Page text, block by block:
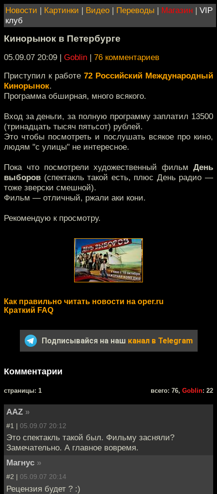
Новости | Картинки | Видео | Переводы | Магазин | VIP
клуб
Кинорынок в Петербурге
05.09.07 20:09 | Goblin | 76 комментариев
Приступил к работе 72 Российский Международный
Кинорынок.
Программа обширная, много всякого.
Вход за деньги, за полную программу заплатил 13500
(тринадцать тысяч пятьсот) рублей.
Это чтобы посмотреть и послушать всякое про кино,
людям "с улицы" не интересное.
Пока что посмотрели художественный фильм День
выборов (спектакль такой есть, плюс День радио —
тоже зверски смешной).
Фильм — отличный, ржали аки кони.
Рекомендую к просмотру.
Как правильно читать новости на oper.ru
Краткий FAQ
Подписывайся на наш канал в Telegram
Комментарии
cтраницы: 1 всего: 76, Goblin: 22
AAZ »
#1 | 05.09.07 20:12
Это спектакль такой был. Фильму засняли?
Замечательно. А главное вовремя.
Магнус »
#2 | 05.09.07 20:14
Рецензия будет ? :)